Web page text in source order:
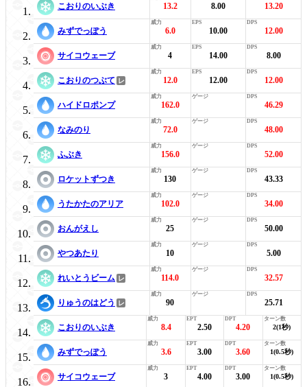
こおりのいぶき 13.2 8.00 13.20
みずでっぽう 6.0 10.00 12.00
サイコウェーブ 4 14.00 8.00
こおりのつぶて 12.0 12.00 12.00
ハイドロポンプ 162.0 46.29
なみのり 72.0 48.00
ふぶき 156.0 52.00
ロケットずつき 130 43.33
うたかたのアリア 102.0 34.00
おんがえし 25 50.00
やつあたり 10 5.00
れいとうビーム 114.0 32.57
りゅうのはどう 90 25.71
こおりのいぶき 8.4 2.50 4.20 2(1秒)
みずでっぽう 3.6 3.00 3.60 1(0.5秒)
サイコウェーブ 3 4.00 3.00 1(0.5秒)